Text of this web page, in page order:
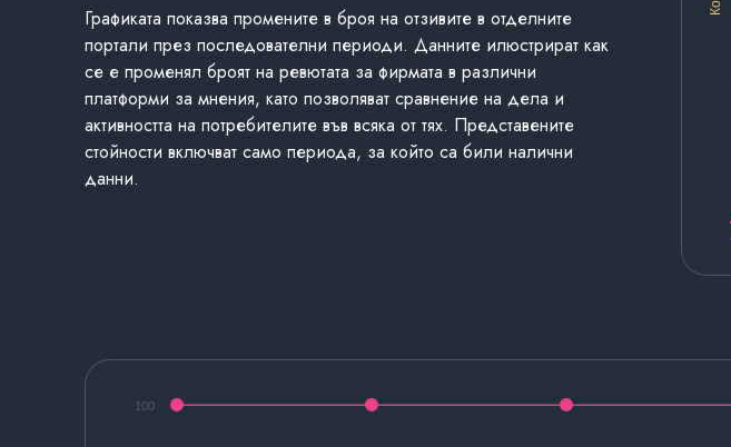
Графиката показва промените в броя на отзивите в отделните
портали през последователни периоди. Данните илюстрират как
се е променял броят на ревютата за фирмата в различни
платформи за мнения, като позволяват сравнение на дела и
активността на потребителите във всяка от тях. Представените
стойности включват само периода, за който са били налични
данни.
100